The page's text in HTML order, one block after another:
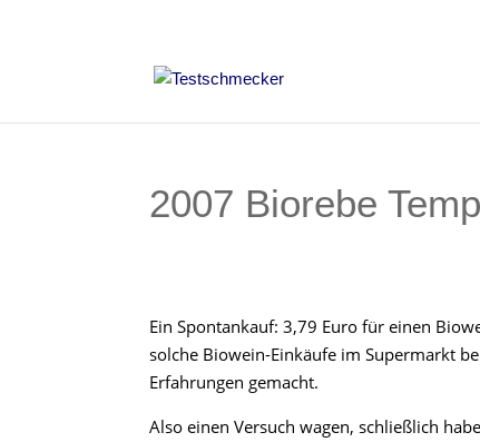
2007 Biorebe
Ein Spontankauf: 3,79 Euro für einen
solche Biowein-Einkäufe im Supermarkt
Erfahrungen gemacht.
Also einen Versuch wagen, schließlich